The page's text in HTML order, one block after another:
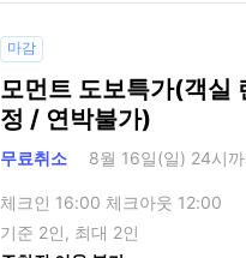
마감
모먼트 도보특가(객실
정 / 연박불가)
무료취소 8월 16일(일) 24시까
체크인 16:00 체크아웃 12:00
기준 2인, 최대 2인